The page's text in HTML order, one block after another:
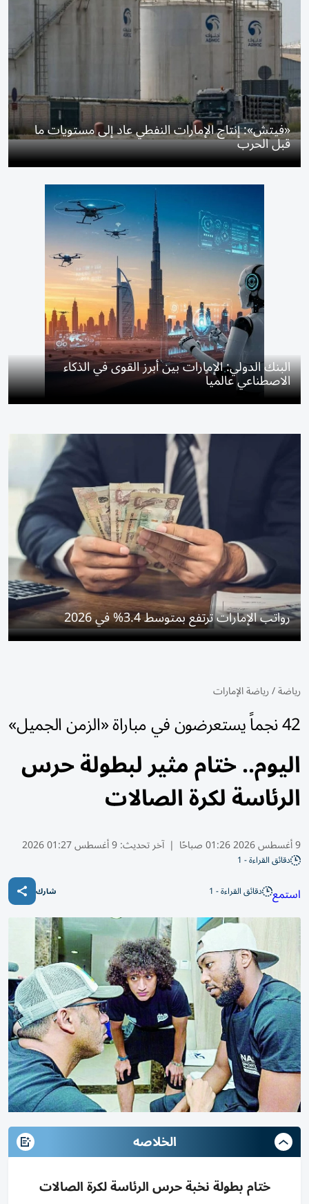
«فيتش»: إنتاج الإمارات النفطي عاد إلى مستويات ما
قبل الحرب
البنك الدولي: الإمارات بين أبرز القوى في الذكاء
الاصطناعي عالمياً
رواتب الإمارات ترتفع بمتوسط 3.4% في 2026
رياضة/رياضة الإمارات
42 نجماً يستعرضون في مباراة «الزمن الجميل»
اليوم.. ختام مثير لبطولة حرس
الرئاسة لكرة الصالات
9 أغسطس 2026 01:26 صباحًا | آخر تحديث:9 أغسطس 01:27 2026
دقائق القراءة - 1
استمع دقائق القراءة - 1 شارك
الخلاصه
ختام بطولة نخبة حرس الرئاسة لكرة الصالات